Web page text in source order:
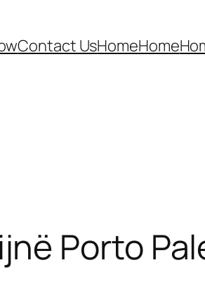
Contact UsHomeHome
Porto